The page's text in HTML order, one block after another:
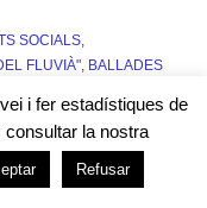
SOCIALS
FLUVIÀ" BALLADES
,CULTURA,DINARS I
ESPORTS, EXPOSICIONS,
,FESTES PER LA
i fer estadístiques de
la nostra
Refusar